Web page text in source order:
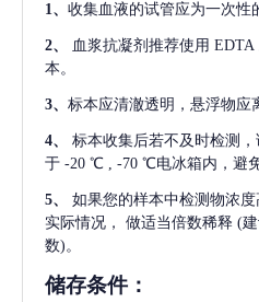
1、 收集血液的试管应为一次性
2、 血浆抗凝剂推荐使用 EDTA
本。
3、 标本应清澈透明，悬浮物应
4、
标本收集后若不及时检测
于 -20 ℃ , -70 ℃电冰箱内，避
5、
如果您的样本中检测物浓
实际情况，
做适当倍数稀释 (
数)。
储存条件：